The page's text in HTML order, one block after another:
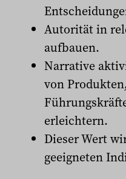
Autorität in
aufbauen.
Narrative
von
erleichtern.
Dieser Wert
geeigneten